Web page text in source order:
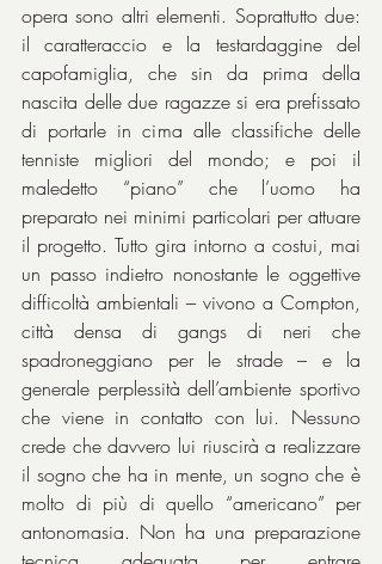
opera sono altri elementi. Soprattutto due:
il caratteraccio e la testardaggine del
capofamiglia, che sin da prima della
nascita delle due ragazze si era prefissato
di portarle in cima alle classifiche delle
tenniste migliori del mondo; e poi il
maledetto “piano” che l’uomo ha
preparato nei minimi particolari per attuare
il progetto. Tutto gira intorno a costui, mai
un passo indietro nonostante le oggettive
difficoltà ambientali – vivono a Compton,
città densa di gangs di neri che
spadroneggiano per le strade – e la
generale perplessità dell’ambiente sportivo
che viene in contatto con lui. Nessuno
crede che davvero lui riuscirà a realizzare
il sogno che ha in mente, un sogno che è
molto di più di quello “americano” per
antonomasia. Non ha una preparazione